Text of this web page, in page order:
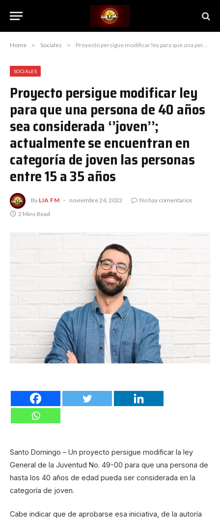
Home » Sociales » Proyecto persigue modificar ley para que una persona de 40 años sea considerada ‘’joven’’; actualmente se encuentran en categoría de joven las personas entre 15 a 35 años
SOCIALES
Proyecto persigue modificar ley
para que una persona de 40 años
sea considerada ‘’joven’’;
actualmente se encuentran en
categoría de joven las personas
entre 15 a 35 años
By LIA FM noviembre 24, 2022
No hay comentarios
2 Mins Read
Santo Domingo – Un proyecto persigue modificar la ley
General de la Juventud No. 49-00 para que una persona de
hasta los 40 años de edad pueda ser considerada en la
categoría de joven.
Cabe indicar que de aprobarse esa iniciativa, de la autoría